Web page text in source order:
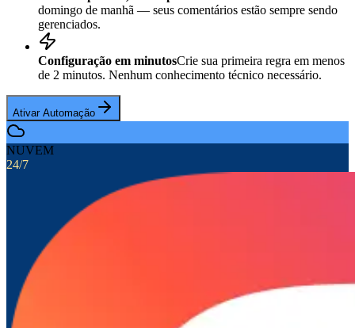
domingo de manhã — seus comentários estão sempre sendo
gerenciados.
Configuração em minutosCrie sua primeira regra em menos
de 2 minutos. Nenhum conhecimento técnico necessário.
Ativar Automação
NUVEM
24/7